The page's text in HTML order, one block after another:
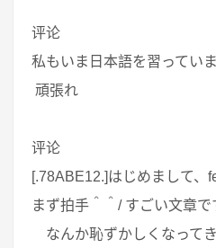
评论
私もいま日本語を習ってい
頑張れ
评论
[.78ABE12.]はじめまして
まず拍手＾＾/ すごい文章で
なんか恥ずかしくなって